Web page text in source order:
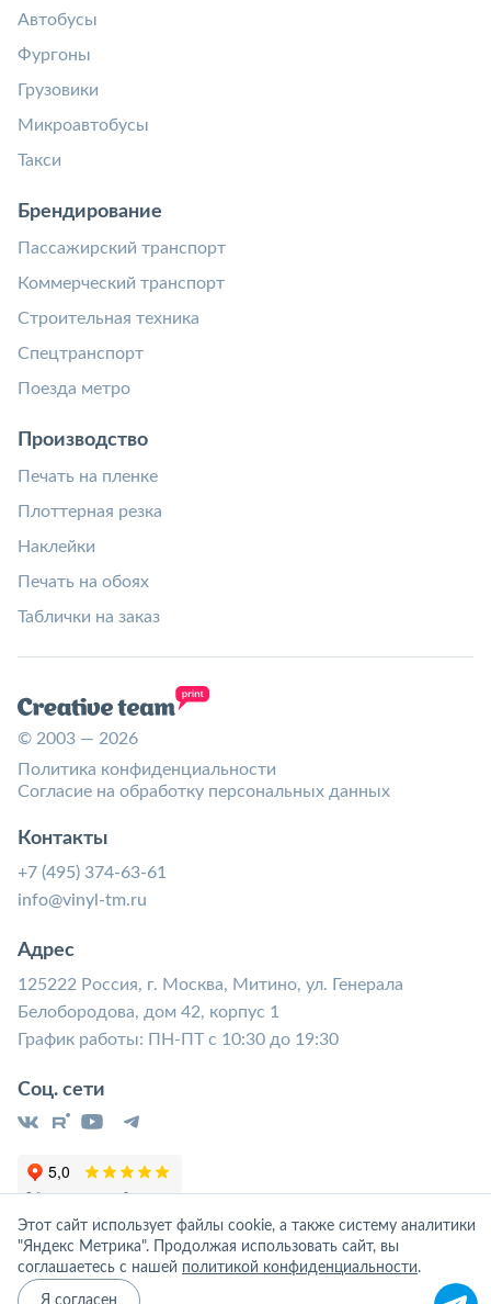
Автобусы
Фургоны
Грузовики
Микроавтобусы
Такси
Брендирование
Пассажирский транспорт
Коммерческий транспорт
Строительная техника
Спецтранспорт
Поезда метро
Производство
Печать на пленке
Плоттерная резка
Наклейки
Печать на обоях
Таблички на заказ
© 2003 — 2026
Политика конфиденциальности
Согласие на обработку персональных данных
Контакты
+7 (495) 374-63-61
info@vinyl-tm.ru
Адрес
125222 Россия, г. Москва, Митино, ул. Генерала
Белобородова, дом 42, корпус 1
График работы: ПН-ПТ с 10:30 до 19:30
Соц. сети
Этот сайт использует файлы cookie, а также систему аналитики
"Яндекс Метрика". Продолжая использовать сайт, вы
соглашаетесь с нашей политикой конфиденциальности.
Я согласен